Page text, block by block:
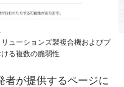
ューションズ製複合機およびプ
る複数の脆弱性
者が提供するページに